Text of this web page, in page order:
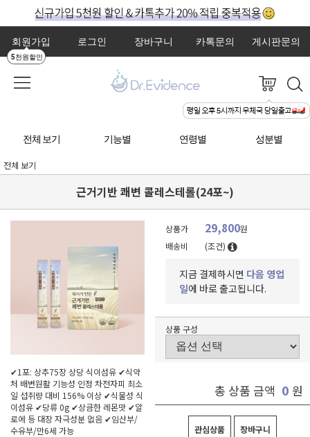
회원가입
5천원할인
로그인 장바구니 카톡문의 게시판문의
전체 보기 기능별 연령별 성분별
전체 보기
근거기반 쾌변 콜레스테롤(24포~)
✔1포: 상추75장 상당 식이섬유 ✔식약
처 배변원활 기능성 인정 차전자피 최소
일 섭취량 대비 156% 이상 ✔식물성 식
이섬유 ✔당류 0g ✔상큼한 레몬맛 ✔알
로에 등 대장 자극성분 없음 ✔임산부/
수유부/만6세 가능
상품가 29,800원
배송비
(조건)
지금 결제하시면 다음 영업
일에 바로 출고됩니다.
상품 구성
총 상품 금액 0 원
관심상품 장바구니